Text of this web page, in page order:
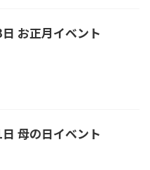
お正月イベント
母の日イベント